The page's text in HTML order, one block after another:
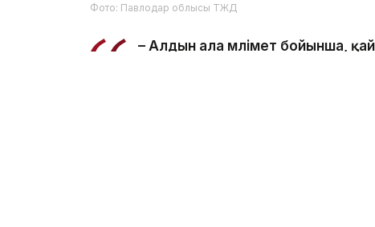
Фото: Павлодар облысы ТЖД
– Алдын ала мәлімет бойынша,